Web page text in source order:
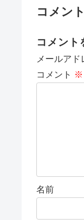
コメント
コメント
メールアド
コメント ※
名前